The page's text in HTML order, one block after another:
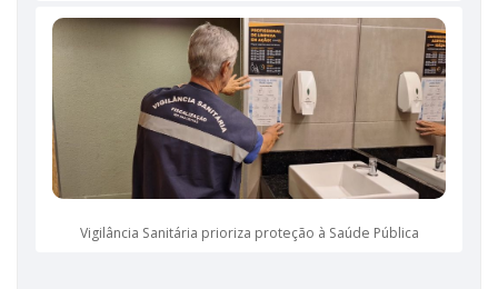
Vigilância Sanitária prioriza proteção à Saúde Pública